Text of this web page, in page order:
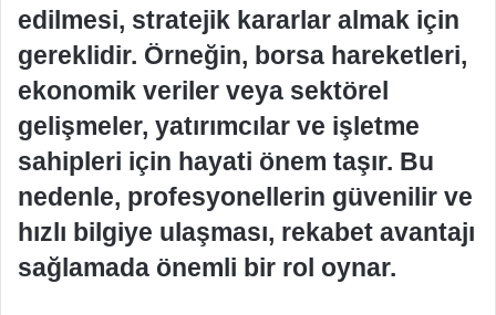
edilmesi, stratejik kararlar almak için
gereklidir. Örneğin, borsa hareketleri,
ekonomik veriler veya sektörel
gelişmeler, yatırımcılar ve işletme
sahipleri için hayati önem taşır. Bu
nedenle, profesyonellerin güvenilir ve
hızlı bilgiye ulaşması, rekabet avantajı
sağlamada önemli bir rol oynar.